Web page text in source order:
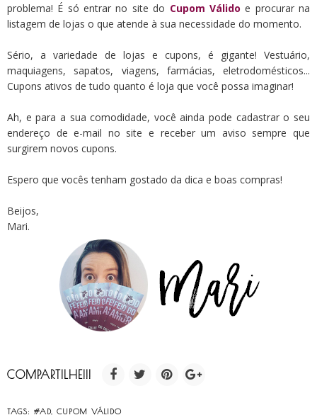
problema! É só entrar no site do Cupom Válido e procurar na
listagem de lojas o que atende à sua necessidade do momento.
Sério, a variedade de lojas e cupons, é gigante! Vestuário,
maquiagens, sapatos, viagens, farmácias, eletrodomésticos...
Cupons ativos de tudo quanto é loja que você possa imaginar!
Ah, e para a sua comodidade, você ainda pode cadastrar o seu
endereço de e-mail no site e receber um aviso sempre que
surgirem novos cupons.
Espero que vocês tenham gostado da dica e boas compras!
Beijos,
Mari.
COMPARTILHE!!!
TAGS: #AD CUPOM VÁLIDO